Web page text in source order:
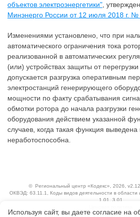
объектов электроэнергетики" ,
Минэнерго России от 12 июля 2018 г. №
Изменениями установлено, что при
автоматического ограничения тока
реализованной в автоматических
(или) устройствах защиты от
допускается разгрузка оперативным
электростанций генерирующего
мощности по факту срабатывания
обмотки ротора до начала разгрузки
оборудования действием указанной
случаев, когда такая функция
неработоспособна.
© Региональный центр «Кодекс» , 2026,
ОКВЭД: 63.11.1, Коды видов деятельности в
1.01, 3.01
Технологии
Используя сайт, вы даете согласие на